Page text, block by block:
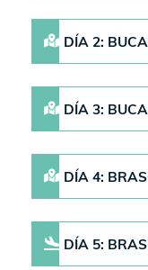
DÍA 2:
DÍA 3:
DÍA 4:
DÍA 5: